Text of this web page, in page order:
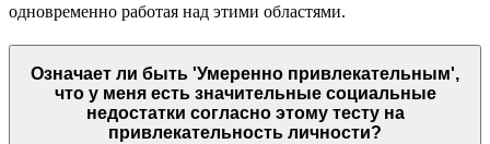
одновременно работая над этими областями.
Означает ли быть 'Умеренно привлекательным',
что у меня есть значительные социальные
недостатки согласно этому тесту на
привлекательность личности?